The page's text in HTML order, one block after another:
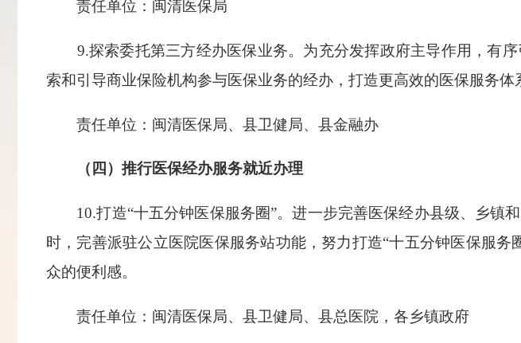
责任单位：闽清医保局
9.探索委托第三方经办医保业务。为充分发挥政府主导作用，有序
索和引导商业保险机构参与医保业务的经办，打造更高效的医保服务体
责任单位：闽清医保局、县卫健局、县金融办
（四）推行医保经办服务就近办理
10.打造“十五分钟医保服务圈”。进一步完善医保经办县级、乡镇
时，完善派驻公立医院医保服务站功能，努力打造“十五分钟医保服
众的便利感。
责任单位：闽清医保局、县卫健局、县总医院，各乡镇政府